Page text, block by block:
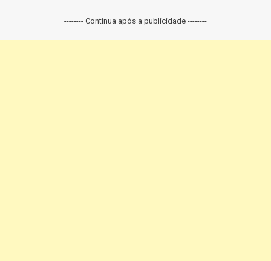
-------- Continua após a publicidade --------